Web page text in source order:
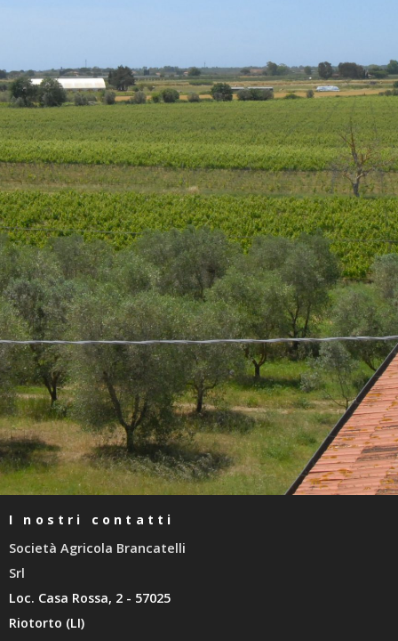
I nostri contatti
Società Agricola Brancatelli
Srl
Loc. Casa Rossa, 2 - 57025
Riotorto (LI)